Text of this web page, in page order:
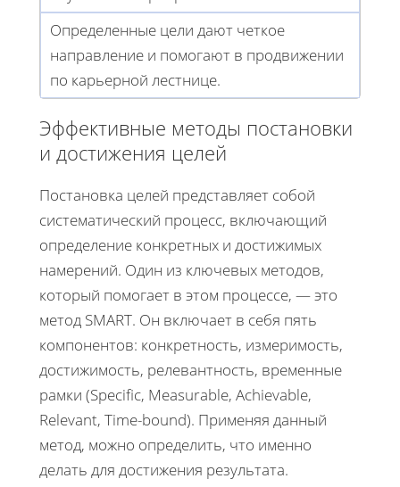
Определенные цели дают четкое
направление и помогают в продвижении
по карьерной лестнице.
Эффективные методы постановки
и достижения целей
Постановка целей представляет собой
систематический процесс, включающий
определение конкретных и достижимых
намерений. Один из ключевых методов,
который помогает в этом процессе, — это
метод SMART. Он включает в себя пять
компонентов: конкретность, измеримость,
достижимость, релевантность, временные
рамки (Specific, Measurable, Achievable,
Relevant, Time-bound). Применяя данный
метод, можно определить, что именно
делать для достижения результата.